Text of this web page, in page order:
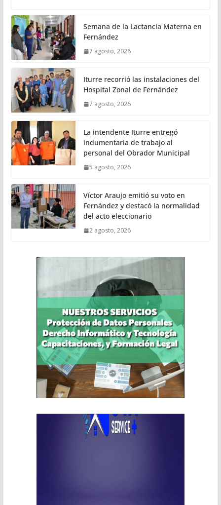
Semana de la Lactancia Materna en
Fernández
7 agosto, 2026
Iturre recorrió las instalaciones del
Hospital Zonal de Fernández
7 agosto, 2026
La intendente Iturre entregó
indumentaria de trabajo al
personal del Obrador Municipal
5 agosto, 2026
Víctor Araujo emitió su voto en
Fernández y destacó la normalidad
del acto eleccionario
2 agosto, 2026